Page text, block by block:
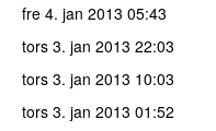
fre 4. jan 2013 05:43
tors 3. jan 2013 22:03
tors 3. jan 2013 10:03
tors 3. jan 2013 01:52